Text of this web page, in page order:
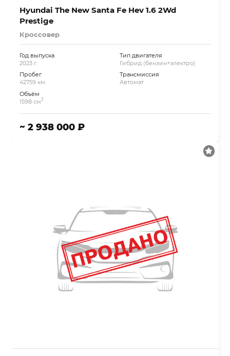
Hyundai The New Santa Fe Hev 1.6 2Wd
Prestige
Кроссовер
Год выпуска
2023 г.
Пробег
42759 км.
Объём
1598 см3
Тип двигателя
Гибрид (бензин+электро)
Трансмиссия
Автомат
~ 2 938 000 ₽